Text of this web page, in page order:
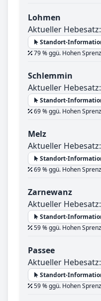
Lohmen
Aktueller
Standort-
79 % ggü. Hohen
Schlemmin
Aktueller
Standort-
69 % ggü. Hohen
Melz
Aktueller
Standort-
69 % ggü. Hohen
Zarnewanz
Aktueller
Standort-
59 % ggü. Hohen
Passee
Aktueller
Standort-
59 % ggü. Hohen